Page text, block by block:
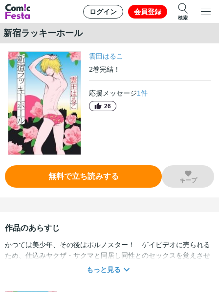
ログイン 会員登録
検索
新宿ラッキーホール
雲田はるこ
2巻完結！
応援メッセージ1件
26
無料で立ち読みする キープ
作品のあらすじ
かつては美少年、その後はポルノスター！ ゲイビデオに売られる
ため、仕込みヤクザ・サクマと同居し同性とのセックスを覚えさせ
られた桧山苦味（くみ）。やがてポルノスターとなった彼は、サク
もっと見る